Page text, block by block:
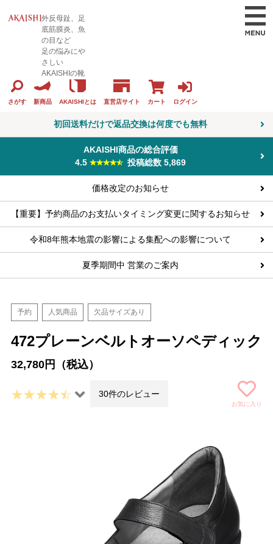
外反母趾、足
底筋膜炎、魚
の目など
足の悩みにや
さしい
AKAISHIの靴
さがす 新商品 AKAISHIとは 直営店サイト カート ログイン
初回送料だけで返品交換は何度でも無料
AKAISHI商品の総合評価
4.5
投稿総数 5,869
価格改定のお知らせ
【重要】予約商品のお支払いタイミング変更に関するお知らせ
令和8年熊本地震の影響による集配への影響について
夏季期間中 営業のご案内
予約 人気商品 欠品サイズあり
472プレーンベルトオーソペディック
32,780円（税込）
30件のレビュー
お気に入り